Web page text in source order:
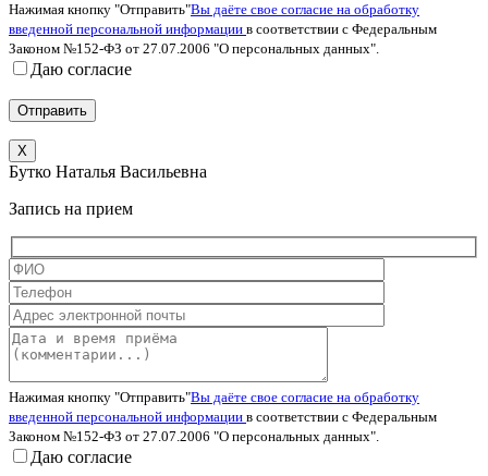
Нажимая кнопку "Отправить"Вы даёте свое согласие на обработку
введенной персональной информации в соответствии с Федеральным
Законом №152-ФЗ от 27.07.2006 "О персональных данных".
Даю согласие
X
Бутко Наталья Васильевна
Запись на прием
Нажимая кнопку "Отправить"Вы даёте свое согласие на обработку
введенной персональной информации в соответствии с Федеральным
Законом №152-ФЗ от 27.07.2006 "О персональных данных".
Даю согласие